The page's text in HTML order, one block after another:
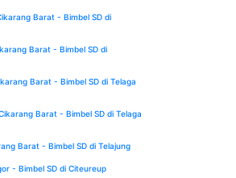
Barat - Bimbel SD di
Barat - Bimbel SD di
Barat - Bimbel SD di Telaga
Barat - Bimbel SD di Telaga
Barat - Bimbel SD di Telajung
- Bimbel SD di Citeureup